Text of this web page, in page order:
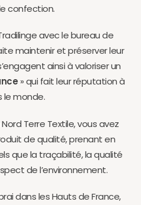
confection.
avec le bureau de
maintenir et préserver leur
ainsi à valoriser un
» qui fait leur réputation à
le monde.
Terre Textile, vous avez
de qualité, prenant en
que la traçabilité, la qualité
de l’environnement.
dans les Hauts de France,